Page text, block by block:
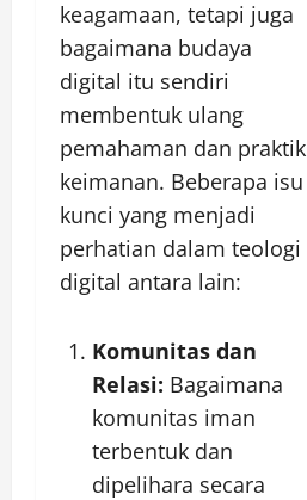
keagamaan, tetapi juga
bagaimana budaya
digital itu sendiri
membentuk ulang
pemahaman dan praktik
keimanan. Beberapa isu
kunci yang menjadi
perhatian dalam teologi
digital antara lain:
Komunitas dan
Relasi: Bagaimana
komunitas iman
terbentuk dan
dipelihara secara